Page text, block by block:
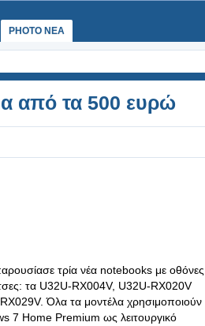
PHOTO NEA
από τα 500 ευρώ
τρία νέα notebooks με οθόνες
τα U32U-RX004V, U32U-RX020V
Όλα τα μοντέλα χρησιμοποιούν
7 Home Premium ως λειτουργικό